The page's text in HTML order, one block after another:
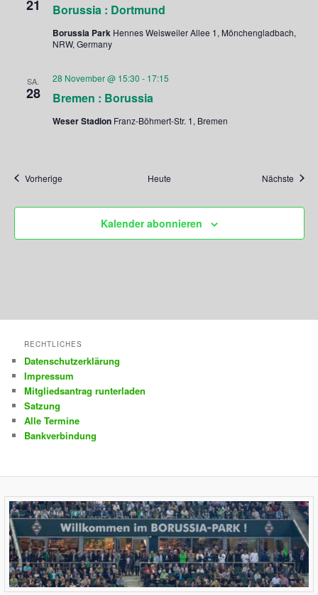
21 Borussia : Dortmund
Borussia Park Hennes Weisweiler Allee 1, Mönchengladbach,
NRW, Germany
SA.
28 Bremen : Borussia
28 November @ 15:30 - 17:15
Weser Stadion Franz-Böhmert-Str. 1, Bremen
VorherigeVeranstaltungen Heute Nächste
Kalender abonnieren
RECHTLICHES
Datenschutzerklärung
Impressum
Mitgliedsantrag runterladen
Satzung
Alle Termine
Bankverbindung